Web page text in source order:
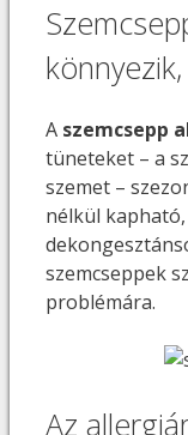
A szemcsepp
tüneteket – a
szemet –
nélkül
szemcseppek
problémára.
Az